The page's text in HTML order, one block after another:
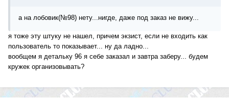
а на лобовик(№98) нету...нигде, даже под заказ не вижу...
я тоже эту штуку не нашел, причем экзист, если не входить как
пользователь то показывает... ну да ладно...
вообщем я детальку 96 я себе заказал и завтра заберу... будем
кружек организовывать?